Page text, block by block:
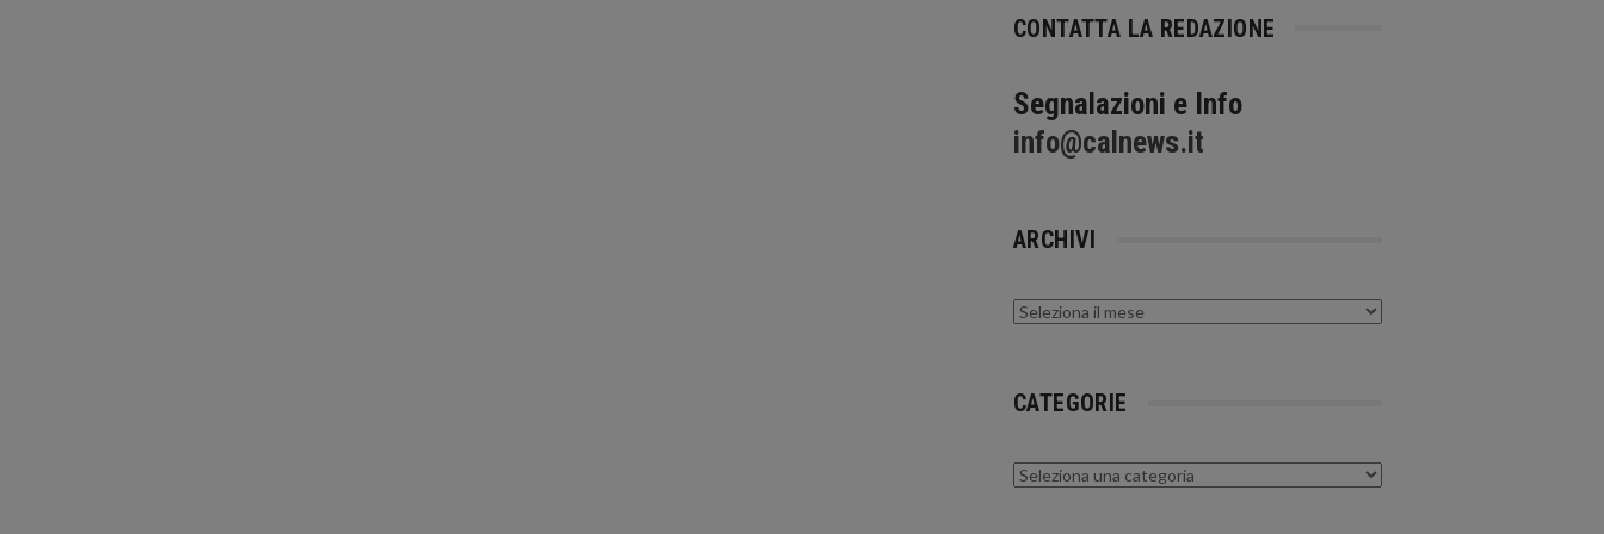
CONTATTA LA REDAZIONE
Segnalazioni e Info
info@calnews.it
ARCHIVI
Archivi
CATEGORIE
Categorie